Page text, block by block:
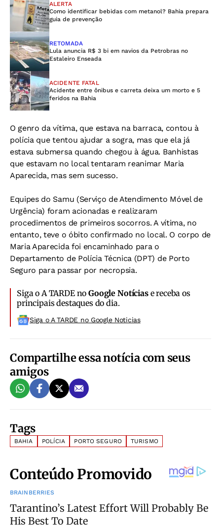
ALERTA
Como identificar bebidas com metanol? Bahia prepara
guia de prevenção
RETOMADA
Lula anuncia R$ 3 bi em navios da Petrobras no
Estaleiro Enseada
ACIDENTE FATAL
Acidente entre ônibus e carreta deixa um morto e 5
feridos na Bahia
O genro da vítima, que estava na barraca, contou à
polícia que tentou ajudar a sogra, mas que ela já
estava submersa quando chegou à água. Banhistas
que estavam no local tentaram reanimar Maria
Aparecida, mas sem sucesso.
Equipes do Samu (Serviço de Atendimento Móvel de
Urgência) foram acionadas e realizaram
procedimentos de primeiros socorros. A vítima, no
entanto, teve o óbito confirmado no local. O corpo de
Maria Aparecida foi encaminhado para o
Departamento de Polícia Técnica (DPT) de Porto
Seguro para passar por necropsia.
Siga o A TARDE noGoogle Notíciase receba os
principais destaques do dia.
Siga o A TARDE no Google Noticias
Compartilhe essa notícia com seus
amigos
Tags
BAHIA POLÍCIA PORTO SEGURO TURISMO